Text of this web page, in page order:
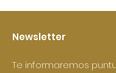
Newsletter
Te informaremos